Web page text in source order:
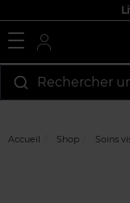
Rechercher
Accueil Shop Soins